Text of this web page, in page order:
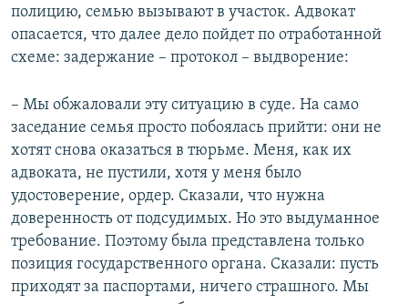
полицию, семью вызывают в участок. Адвокат
опасается, что далее дело пойдет по отработанной
схеме: задержание – протокол – выдворение:
– Мы обжаловали эту ситуацию в суде. На само
заседание семья просто побоялась прийти: они не
хотят снова оказаться в тюрьме. Меня, как их
адвоката, не пустили, хотя у меня было
удостоверение, ордер. Сказали, что нужна
доверенность от подсудимых. Но это выдуманное
требование. Поэтому была представлена только
позиция государственного органа. Сказали: пусть
приходят за паспортами, ничего страшного. Мы